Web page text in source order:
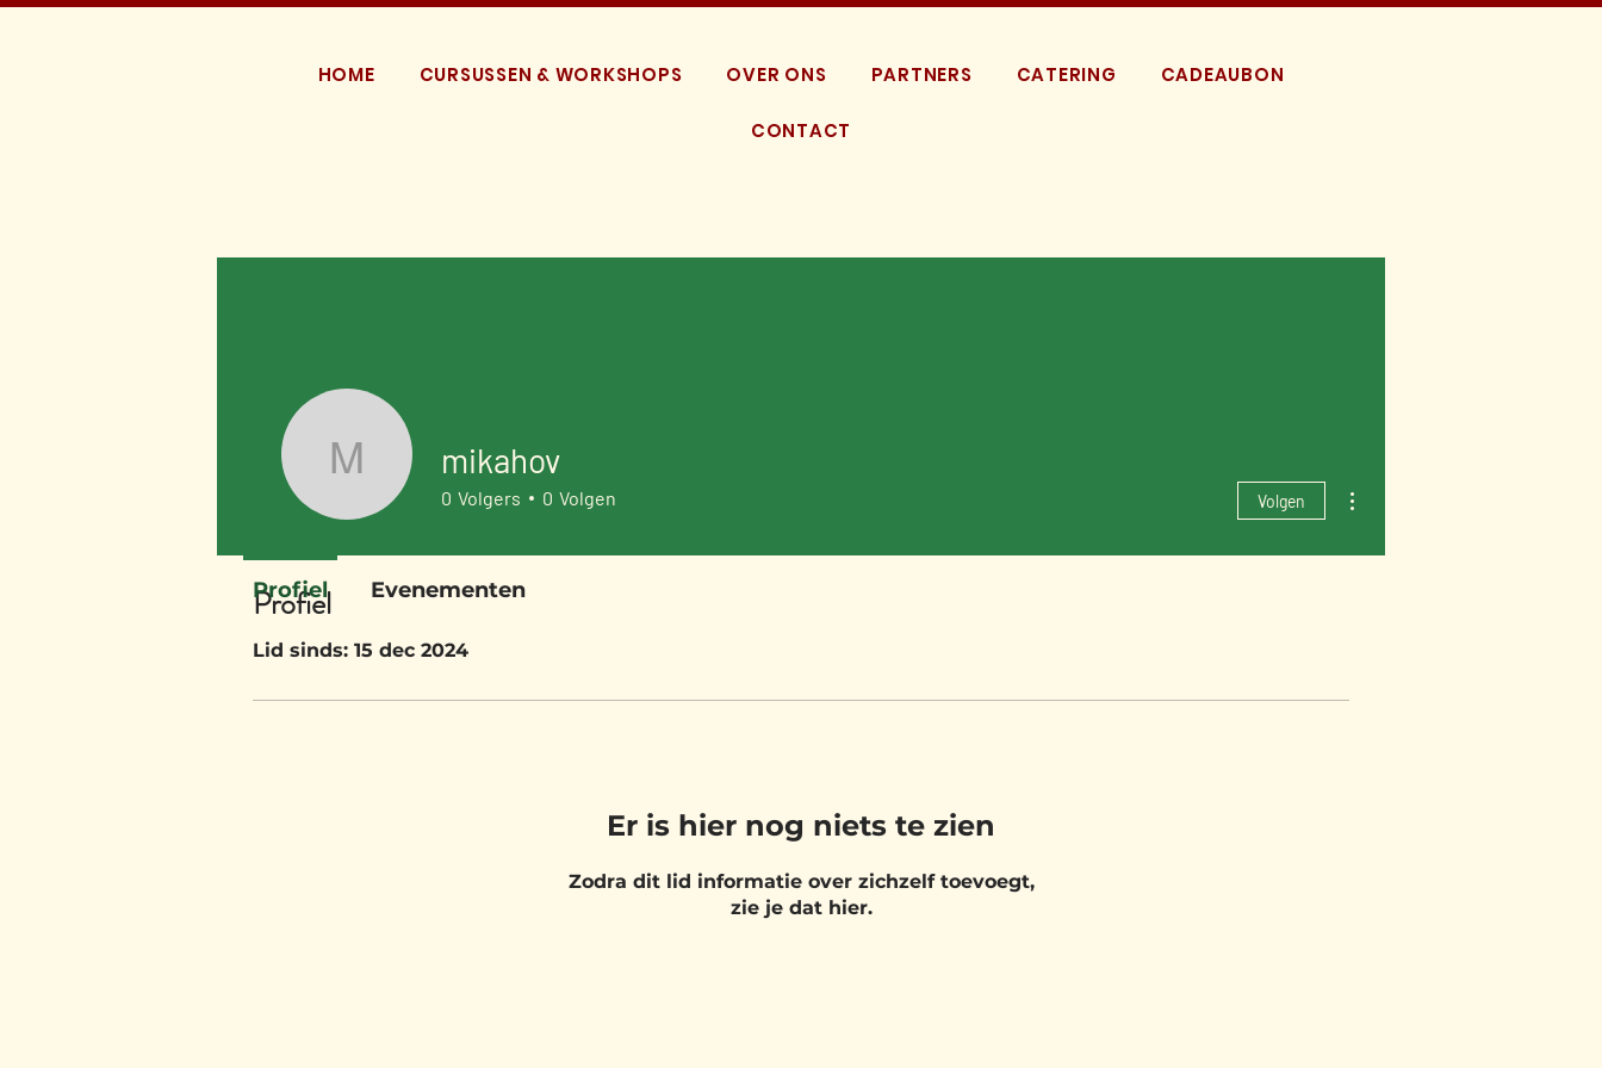
HOME CURSUSSEN & WORKSHOPS OVER ONS PARTNERS CATERING CADEAUBON
CONTACT
Profiel
Lid sinds: 15 dec 2024
Er is hier nog niets te zien
Zodra dit lid informatie over zichzelf toevoegt,
zie je dat hier.
mikahov
mikahov
0 Volgers 0 Volgen Volgen
Profiel Evenementen